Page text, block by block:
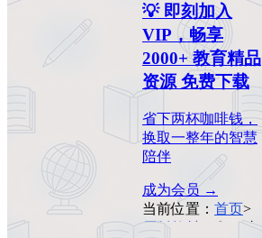
💡 即刻加入
VIP，畅享
2000+ 教育精品
资源 免费下载
省下两杯咖啡钱，
换取一整年的智慧
陪伴
成为会员 →
当前位置： 首页>
原版教材
《106张